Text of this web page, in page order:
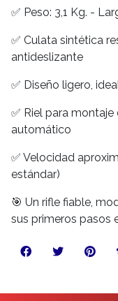
✅ Peso: 3,1 Kg. -
✅ Culata sintética
antideslizante
✅ Diseño ligero,
✅ Riel para
automático
✅ Velocidad
estándar)
🎯 Un rifle fiable,
sus primeros pasos